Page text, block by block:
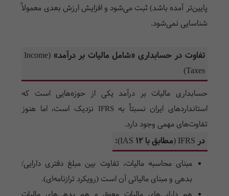
پایین‌تر آمده باشد) ثبت می‌شود و افزایش ارزش بعدی معمولاً
شناسایی نمی‌شود.
تفاوت در حسابداری «شامل مالیات بر درآمد» (Income
Taxes)
حسابداری مالیات بر درآمد یکی از حوزه‌هایی است که
استانداردهای ایران نسبتاً به IFRS نزدیک است، اما هنوز
تفاوت‌های مهمی وجود دارد.
در IFRS (مطابق با IAS 12):
مبنای محاسبه مالیات، تفاوت بین مبلغ دفتری دارایی/
بدهی و مبنای مالیاتی آن است (رویکرد ترازنامه‌ای).